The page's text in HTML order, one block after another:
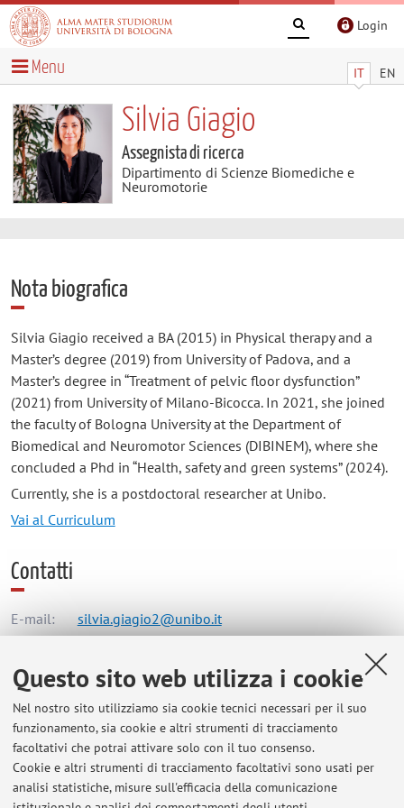
Questo sito web utilizza i cookie
Nel nostro sito utilizziamo sia cookie tecnici necessari per il suo
funzionamento, sia cookie e altri strumenti di tracciamento
facoltativi che potrai attivare solo con il tuo consenso.
Cookie e altri strumenti di tracciamento facoltativi sono usati per
analisi statistiche, misure sull'efficacia della comunicazione
Login
IT EN
Menu
Silvia Giagio
Assegnista di ricerca
Dipartimento di Scienze Biomediche e
Neuromotorie
Nota biografica
Silvia Giagio received a BA (2015) in Physical therapy and a
Master’s degree (2019) from University of Padova, and a
Master’s degree in “Treatment of pelvic floor dysfunction”
(2021) from University of Milano-Bicocca. In 2021, she joined
the faculty of Bologna University at the Department of
Biomedical and Neuromotor Sciences (DIBINEM), where she
concluded a Phd in “Health, safety and green systems” (2024).
Currently, she is a postdoctoral researcher at Unibo.
Vai al Curriculum
Contatti
E-mail: silvia.giagio2@unibo.it
Dipartimento di Scienze Biomediche e Neuromotorie
Via Massarenti 9, Bologna -Vai alla mappa
Risorse in rete